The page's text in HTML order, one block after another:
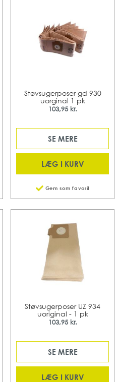
Støvsugerposer gd 930
uorginal 1 pk
103,95 kr.
SE MERE
LÆG I KURV
Gem som favorit
Støvsugerposer UZ 934
uoriginal - 1 pk
103,95 kr.
SE MERE
LÆG I KURV